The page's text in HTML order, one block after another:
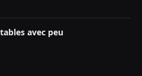
avec peu